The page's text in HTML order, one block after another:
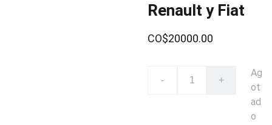
Renault y Fiat
CO$20000.00
- +
Ag
ot
ad
o